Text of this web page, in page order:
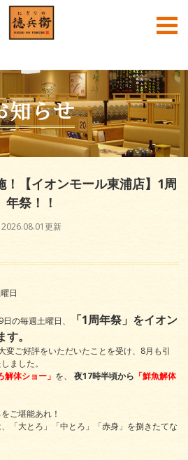
兵衛公式SNS
中文
知らせ
！【イオンモール東浦店】1周
年祭！！
2026.08.01更新
日
の毎週土曜日、
「1周年祭」をイオン
。
変ご好評をいただいたことを受け、8月も引
ました。
解体ショー」 を、 夜17時半頃から 「鮮魚解体
ご堪能あれ！
「大とろ」「中とろ」「赤身」を捌きたてな